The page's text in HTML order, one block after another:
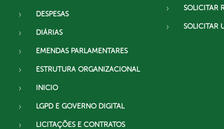
DESPESAS
DIÁRIAS
EMENDAS PARLAMENTARES
ESTRUTURA ORGANIZACIONAL
INICIO
LGPD E GOVERNO DIGITAL
LICITAÇÕES E CONTRATOS
SOLICITAR
SOLICITAR